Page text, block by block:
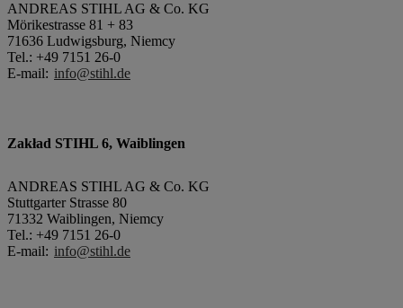
ANDREAS STIHL AG & Co. KG
Mörikestrasse 81 + 83
71636 Ludwigsburg, Niemcy
Tel.: +49 7151 26-0
E-mail: info@stihl.de
Zakład STIHL 6, Waiblingen
ANDREAS STIHL AG & Co. KG
Stuttgarter Strasse 80
71332 Waiblingen, Niemcy
Tel.: +49 7151 26-0
E-mail: info@stihl.de